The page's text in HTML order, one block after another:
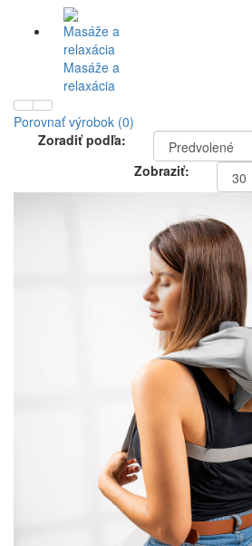
Masáže a
relaxácia
Porovnať výrobok (0)
Zoradiť podľa:
Zobraziť: